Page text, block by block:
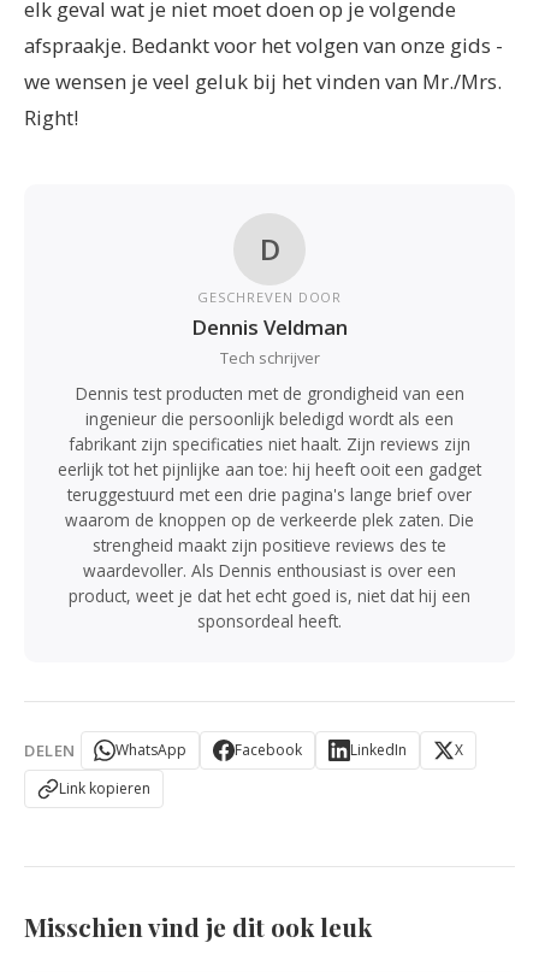
elk geval wat je niet moet doen op je volgende
afspraakje. Bedankt voor het volgen van onze gids -
we wensen je veel geluk bij het vinden van Mr./Mrs.
Right!
D
GESCHREVEN DOOR
Dennis Veldman
Tech schrijver
Dennis test producten met de grondigheid van een
ingenieur die persoonlijk beledigd wordt als een
fabrikant zijn specificaties niet haalt. Zijn reviews zijn
eerlijk tot het pijnlijke aan toe: hij heeft ooit een gadget
teruggestuurd met een drie pagina's lange brief over
waarom de knoppen op de verkeerde plek zaten. Die
strengheid maakt zijn positieve reviews des te
waardevoller. Als Dennis enthousiast is over een
product, weet je dat het echt goed is, niet dat hij een
sponsordeal heeft.
DELEN WhatsApp Facebook LinkedIn
X
Link kopieren
Misschien vind je dit ook leuk